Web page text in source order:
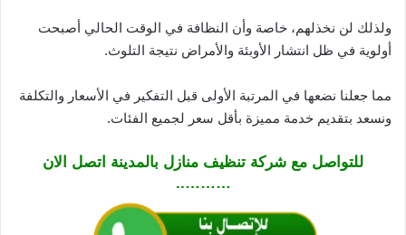
ولذلك لن نخذلهم، خاصة وأن النظافة في الوقت الحالي أصبحت
أولوية في ظل انتشار الأوبئة والأمراض نتيجة التلوث.
مما جعلنا نضعها في المرتبة الأولى قبل التفكير في الأسعار والتكلفة
ونسعد بتقديم خدمة مميزة بأقل سعر لجميع الفئات.
للتواصل مع شركة تنظيف منازل بالمدينة اتصل الان
………..